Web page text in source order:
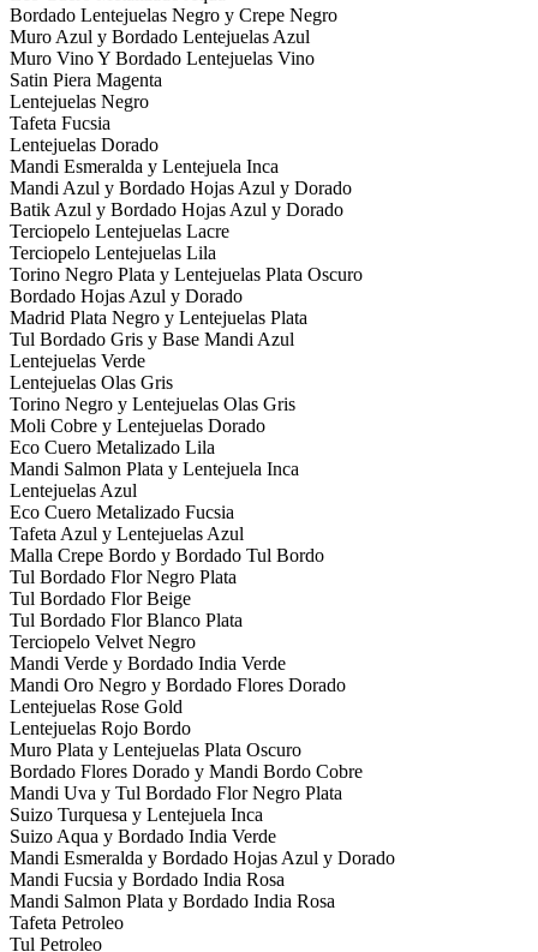
Bordado Lentejuelas Negro y Crepe Negro
Muro Azul y Bordado Lentejuelas Azul
Muro Vino Y Bordado Lentejuelas Vino
Satin Piera Magenta
Lentejuelas Negro
Tafeta Fucsia
Lentejuelas Dorado
Mandi Esmeralda y Lentejuela Inca
Mandi Azul y Bordado Hojas Azul y Dorado
Batik Azul y Bordado Hojas Azul y Dorado
Terciopelo Lentejuelas Lacre
Terciopelo Lentejuelas Lila
Torino Negro Plata y Lentejuelas Plata Oscuro
Bordado Hojas Azul y Dorado
Madrid Plata Negro y Lentejuelas Plata
Tul Bordado Gris y Base Mandi Azul
Lentejuelas Verde
Lentejuelas Olas Gris
Torino Negro y Lentejuelas Olas Gris
Moli Cobre y Lentejuelas Dorado
Eco Cuero Metalizado Lila
Mandi Salmon Plata y Lentejuela Inca
Lentejuelas Azul
Eco Cuero Metalizado Fucsia
Tafeta Azul y Lentejuelas Azul
Malla Crepe Bordo y Bordado Tul Bordo
Tul Bordado Flor Negro Plata
Tul Bordado Flor Beige
Tul Bordado Flor Blanco Plata
Terciopelo Velvet Negro
Mandi Verde y Bordado India Verde
Mandi Oro Negro y Bordado Flores Dorado
Lentejuelas Rose Gold
Lentejuelas Rojo Bordo
Muro Plata y Lentejuelas Plata Oscuro
Bordado Flores Dorado y Mandi Bordo Cobre
Mandi Uva y Tul Bordado Flor Negro Plata
Suizo Turquesa y Lentejuela Inca
Suizo Aqua y Bordado India Verde
Mandi Esmeralda y Bordado Hojas Azul y Dorado
Mandi Fucsia y Bordado India Rosa
Mandi Salmon Plata y Bordado India Rosa
Tafeta Petroleo
Tul Petroleo